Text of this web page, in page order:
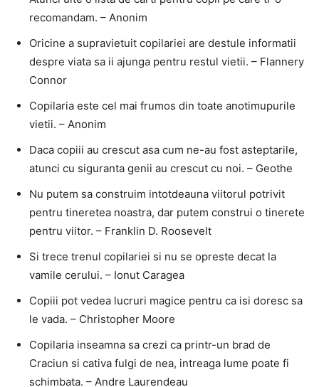
recomandam. – Anonim
Oricine a supravietuit copilariei are destule informatii
despre viata sa ii ajunga pentru restul vietii. – Flannery
Connor
Copilaria este cel mai frumos din toate anotimupurile
vietii. – Anonim
Daca copiii au crescut asa cum ne-au fost asteptarile,
atunci cu siguranta genii au crescut cu noi. – Geothe
Nu putem sa construim intotdeauna viitorul potrivit
pentru tineretea noastra, dar putem construi o tinerete
pentru viitor. – Franklin D. Roosevelt
Si trece trenul copilariei si nu se opreste decat la
vamile cerului. – Ionut Caragea
Copiii pot vedea lucruri magice pentru ca isi doresc sa
le vada. – Christopher Moore
Copilaria inseamna sa crezi ca printr-un brad de
Craciun si cativa fulgi de nea, intreaga lume poate fi
schimbata. – Andre Laurendeau